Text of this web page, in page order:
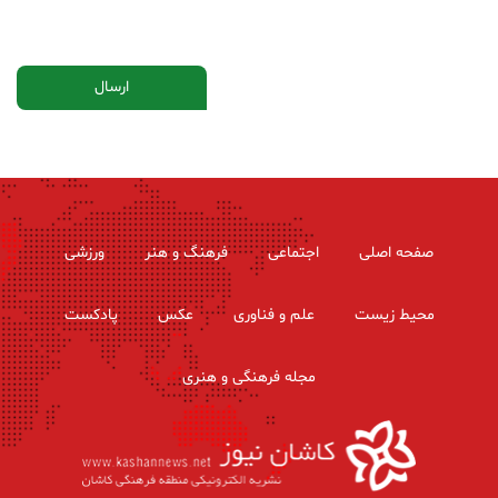
صفحه اصلی اجتماعی فرهنگ و هنر ورزشی
محیط زیست علم و فناوری عکس پادکست
مجله فرهنگی و هنری